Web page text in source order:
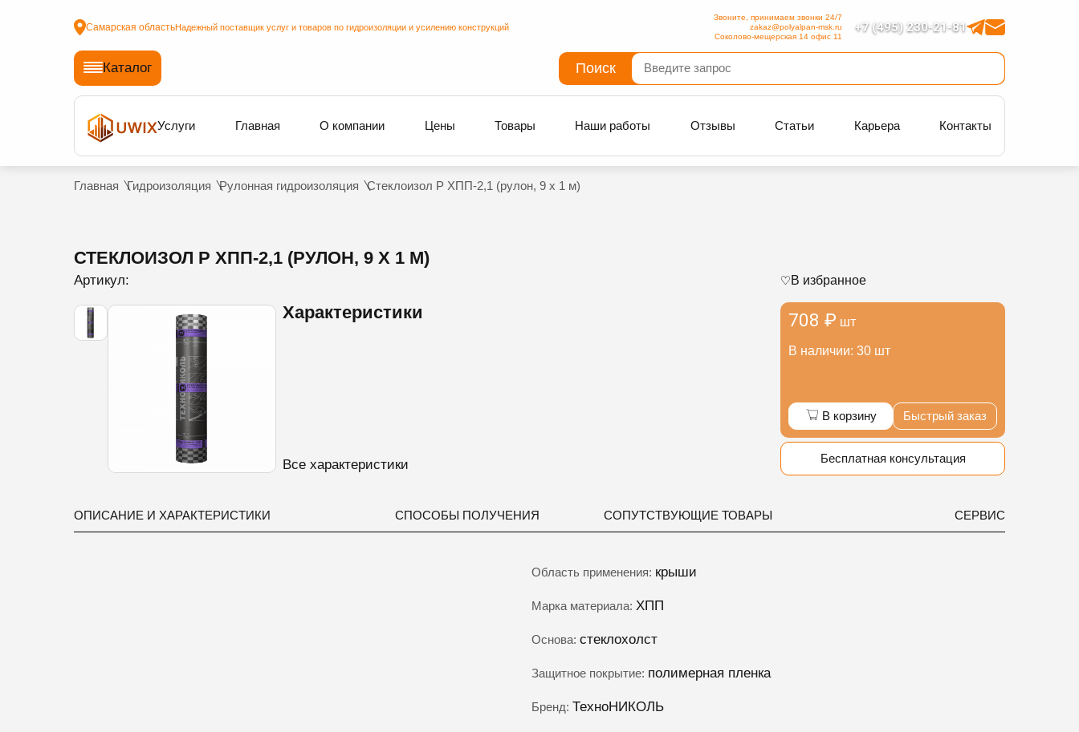
Самарская областьНадежный поставщик услуг и товаров по гидроизоляции и усилению конструкций +7 (495) 230-21-81
Звоните, принимаем звонки 24/7
zakaz@polyalpan-msk.ru
Соколово-мещерская 14 офис 11
Каталог Поиск
Услуги Главная О компании Цены Товары Наши работы Отзывы Статьи Карьера Контакты
Главная Гидроизоляция Рулонная гидроизоляция Стеклоизол Р ХПП-2,1 (рулон, 9 х 1 м)
СТЕКЛОИЗОЛ Р ХПП-2,1 (РУЛОН, 9 Х 1 М)
Артикул:
Характеристики
Все характеристики
708 ₽ шт
В наличии: 30 шт
В избранное
В корзину Быстрый заказ
Бесплатная консультация
ОПИСАНИЕ И ХАРАКТЕРИСТИКИ СПОСОБЫ ПОЛУЧЕНИЯ СОПУТСТВУЮЩИЕ ТОВАРЫ СЕРВИС
Область применения: крыши
Марка материала: ΧΠΠ
Основа: стеклохолст
Защитное покрытие: полимерная пленка
Бренд: ТехноНИКОЛЬ